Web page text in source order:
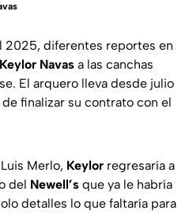
2025, diferentes reportes en
Keylor Navas a las canchas
El arquero lleva desde julio
finalizar su contrato con el
Merlo, Keylor regresaría a
del Newell’s que ya le habría
detalles lo que faltaría para